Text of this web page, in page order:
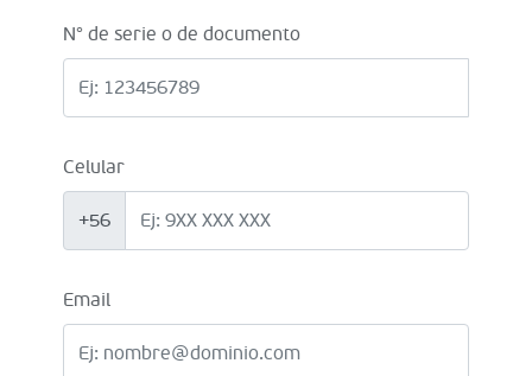
N° de serie o de documento
Celular
+56
Email